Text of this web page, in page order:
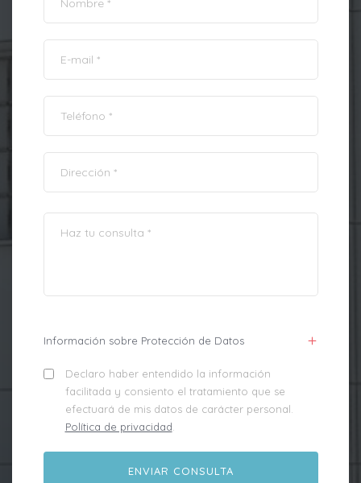
Información sobre Protección de Datos
Declaro haber entendido la información
facilitada y consiento el tratamiento que se
efectuará de mis datos de carácter personal.
Política de privacidad.